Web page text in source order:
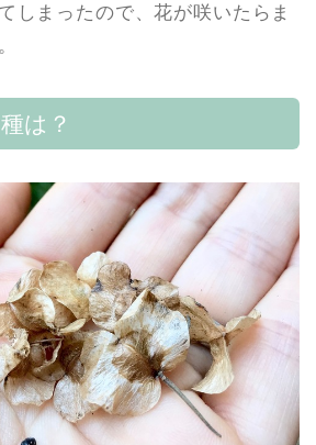
しまったので、花が咲いたらま
は？